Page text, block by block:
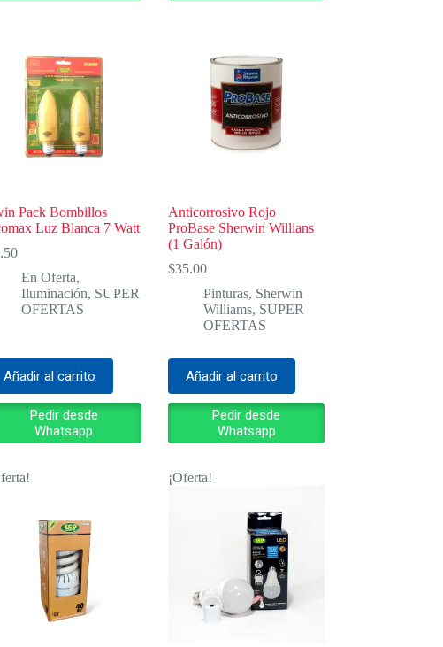
Pack Bombillos
Luz Blanca 7 Watt
En Oferta,
Iluminación, SUPER
OFERTAS
Añadir al carrito
Pedir desde
Whatsapp
Anticorrosivo Rojo
ProBase Sherwin Willians
(1 Galón)
$35.00
Pinturas, Sherwin
Williams, SUPER
OFERTAS
Añadir al carrito
Pedir desde
Whatsapp
¡Oferta!